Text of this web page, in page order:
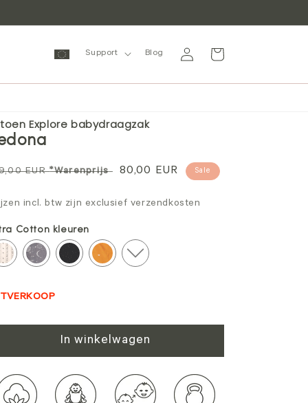
Support Blog InloggenWinkelwagen
Explore babydraagzak
EUR*Warenprijs Verkoopprijs
80,00 EUR Sale
incl. btw zijn exclusief verzendkosten
Cotton kleuren
In winkelwagen